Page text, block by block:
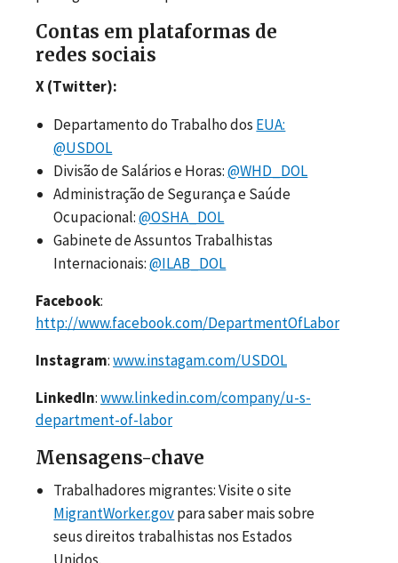
Contas em plataformas de
redes sociais
X (Twitter):
Departamento do Trabalho dos EUA:
@USDOL
Divisão de Salários e Horas:@WHD_DOL
Administração de Segurança e Saúde
Ocupacional:@OSHA_DOL
Gabinete de Assuntos Trabalhistas
Internacionais:@ILAB_DOL
Facebook:
http://www.facebook.com/DepartmentOfLabor
Instagram:www.instagam.com/USDOL
LinkedIn:www.linkedin.com/company/u-s-
department-of-labor
Mensagens-chave
Trabalhadores migrantes: Visite o site
MigrantWorker.govpara saber mais sobre
seus direitos trabalhistas nos Estados